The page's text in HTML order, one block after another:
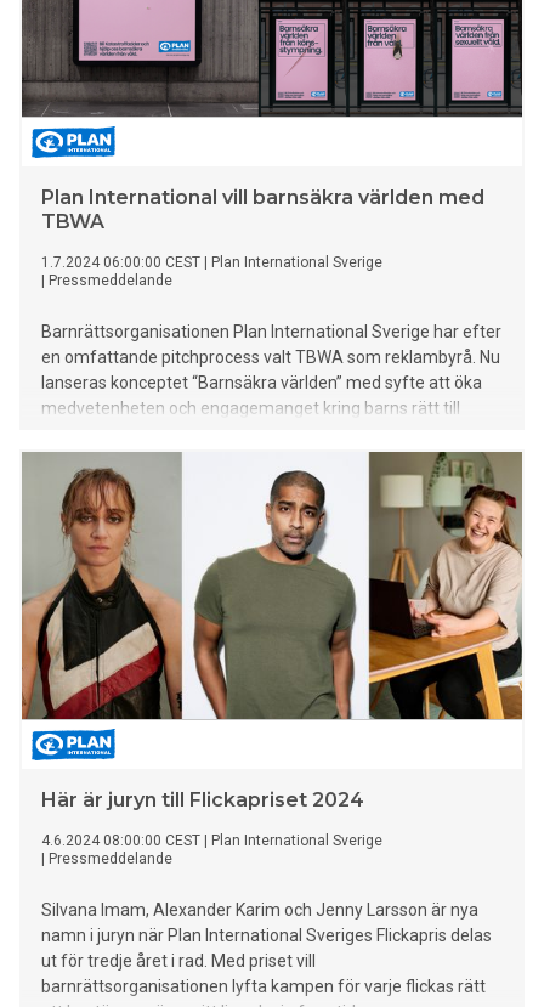
Plan International vill barnsäkra världen med
TBWA
1.7.2024 06:00:00 CEST
Plan International Sverige
Pressmeddelande
Barnrättsorganisationen Plan International Sverige har efter
en omfattande pitchprocess valt TBWA som reklambyrå. Nu
lanseras konceptet “Barnsäkra världen” med syfte att öka
medvetenheten och engagemanget kring barns rätt till
Här är juryn till Flickapriset 2024
4.6.2024 08:00:00 CEST
Plan International Sverige
Pressmeddelande
Silvana Imam, Alexander Karim och Jenny Larsson är nya
namn i juryn när Plan International Sveriges Flickapris delas
ut för tredje året i rad. Med priset vill
barnrättsorganisationen lyfta kampen för varje flickas rätt